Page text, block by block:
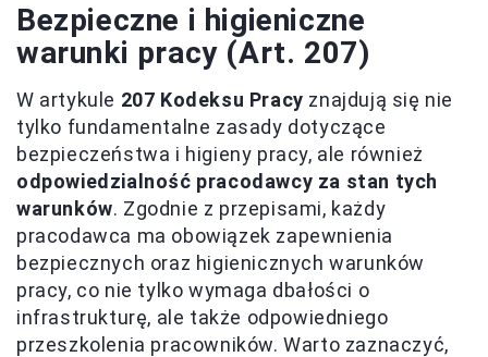
Bezpieczne i higieniczne
warunki pracy (Art. 207)
W artykule 207 Kodeksu Pracy znajdują się nie
tylko fundamentalne zasady dotyczące
bezpieczeństwa i higieny pracy, ale również
odpowiedzialność pracodawcy za stan tych
warunków. Zgodnie z przepisami, każdy
pracodawca ma obowiązek zapewnienia
bezpiecznych oraz higienicznych warunków
pracy, co nie tylko wymaga dbałości o
infrastrukturę, ale także odpowiedniego
przeszkolenia pracowników. Warto zaznaczyć,